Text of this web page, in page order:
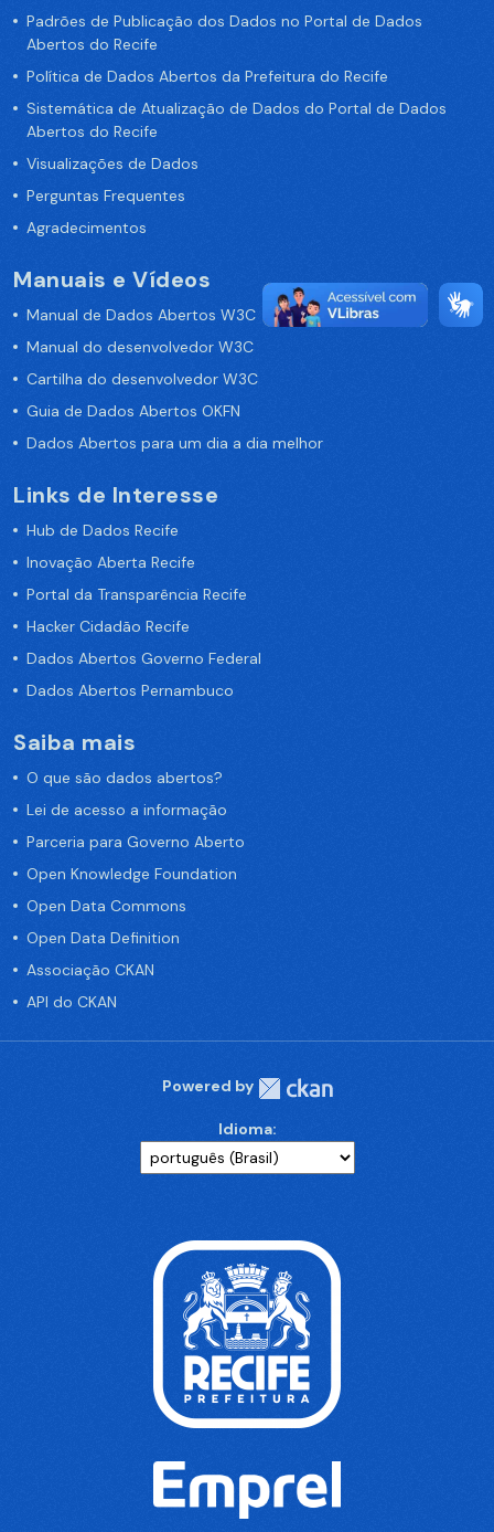
Padrões de Publicação dos Dados no Portal de Dados
Abertos do Recife
Política de Dados Abertos da Prefeitura do Recife
Sistemática de Atualização de Dados do Portal de Dados
Abertos do Recife
Visualizações de Dados
Perguntas Frequentes
Agradecimentos
Manuais e Vídeos
Manual de Dados Abertos W3C
Manual do desenvolvedor W3C
Cartilha do desenvolvedor W3C
Guia de Dados Abertos OKFN
Dados Abertos para um dia a dia melhor
Links de Interesse
Hub de Dados Recife
Inovação Aberta Recife
Portal da Transparência Recife
Hacker Cidadão Recife
Dados Abertos Governo Federal
Dados Abertos Pernambuco
Saiba mais
O que são dados abertos?
Lei de acesso a informação
Parceria para Governo Aberto
Open Knowledge Foundation
Open Data Commons
Open Data Definition
Associação CKAN
API do CKAN
Powered by
Idioma